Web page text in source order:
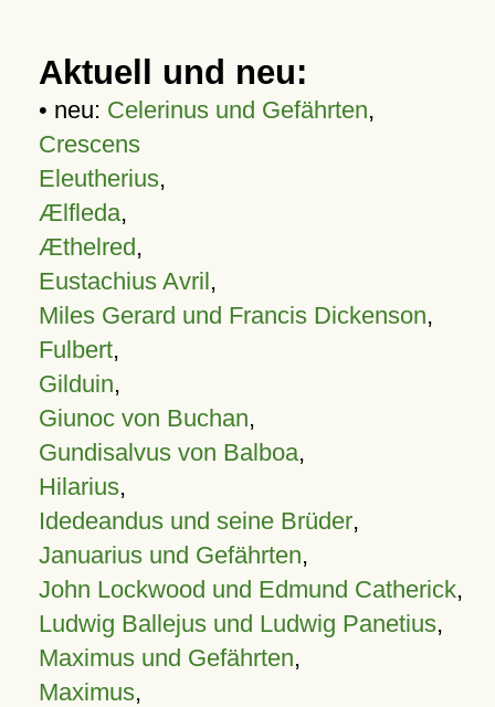
Aktuell und neu:
• neu: Celerinus und Gefährten,
Crescens
Eleutherius,
Ælfleda,
Æthelred,
Eustachius Avril,
Miles Gerard und Francis Dickenson,
Fulbert,
Gilduin,
Giunoc von Buchan,
Gundisalvus von Balboa,
Hilarius,
Idedeandus und seine Brüder,
Januarius und Gefährten,
John Lockwood und Edmund Catherick,
Ludwig Ballejus und Ludwig Panetius,
Maximus und Gefährten,
Maximus,